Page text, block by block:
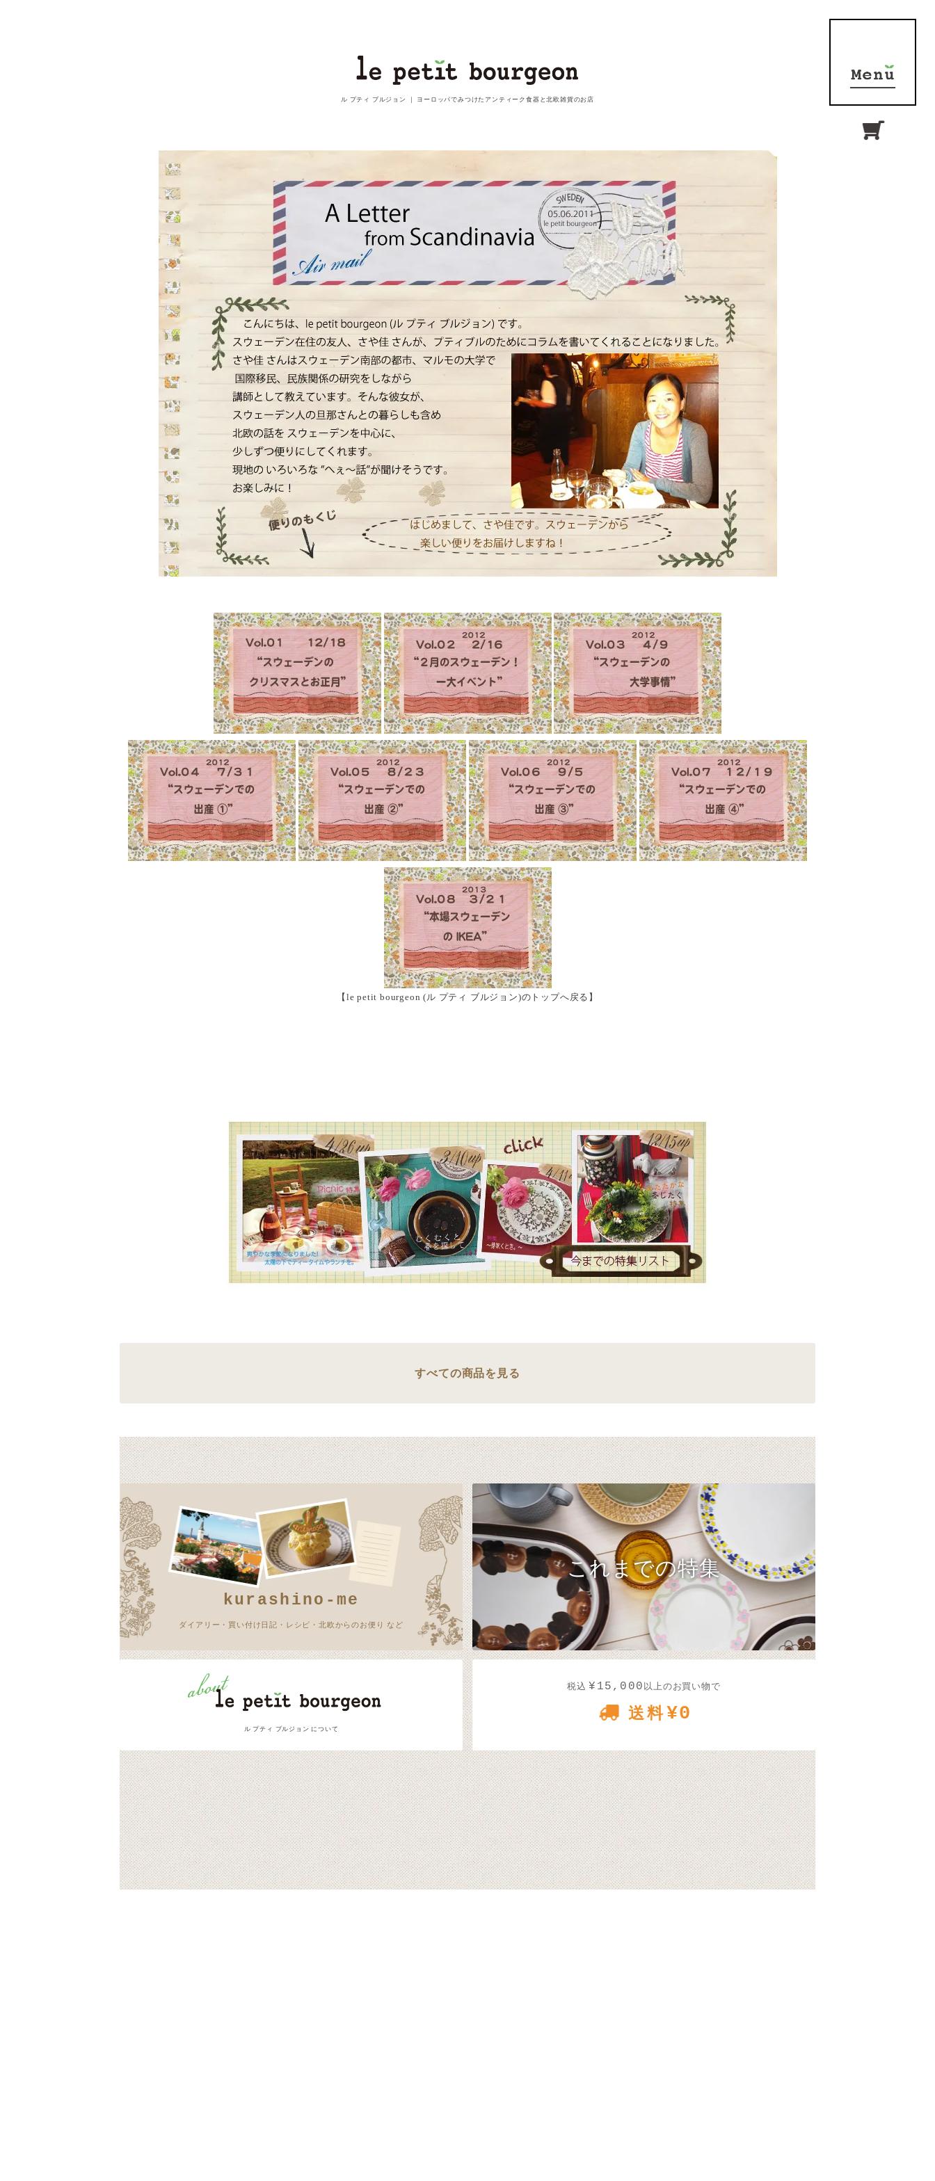
ル プティ ブルジョン ｜ ヨーロッパでみつけたアンティーク食器と北欧雑貨のお店
【le petit bourgeon (ル プティ ブルジョン)のトップへ戻る】
すべての商品を見る
kurashino-me
ダイアリー・買い付け日記・レシピ・北欧からのお便り など
これまでの特集
ル プティ ブルジョン について
税込¥15,000 以上のお買い物で
送料¥0